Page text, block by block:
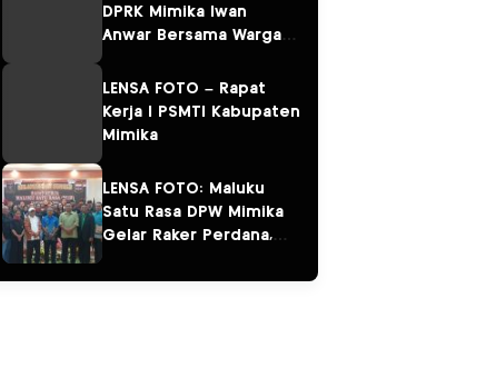
DPRK Mimika Iwan
Anwar Bersama Warga
LENSA FOTO – Rapat
Kerja I PSMTI Kabupaten
Mimika
LENSA FOTO: Maluku
Satu Rasa DPW Mimika
Gelar Raker Perdana,
“Salam Sarane”